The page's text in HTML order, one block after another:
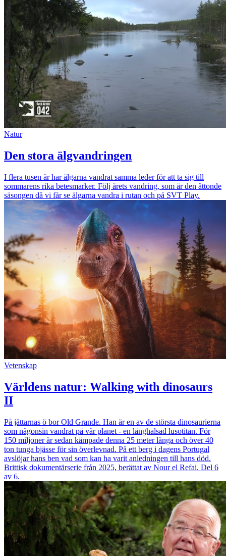
Natur
Den stora älgvandringen
I flera tusen år har älgarna vandrat samma leder för att ta sig till
sommarens rika betesmarker. Följ årets vandring, som är den åttonde
säsongen då vi får se älgarna vandra i rutan och på SVT Play.
Vetenskap
Världens natur: Walking with dinosaurs
II
På jättarnas ö bor Old Grande. Han är en av de största dinosaurierna
som någonsin vandrat på vår planet - en långhalsad lusotitan. För
150 miljoner år sedan kämpade denna 25 meter långa och över 40
ton tunga bjässe för sin överlevnad. På ett berg i dagens Portugal
avslöjar hans ben vad som kan ha varit anledningen till hans död.
Brittisk dokumentärserie från 2025, berättat av Nour el Refai. Del 6
av 6.